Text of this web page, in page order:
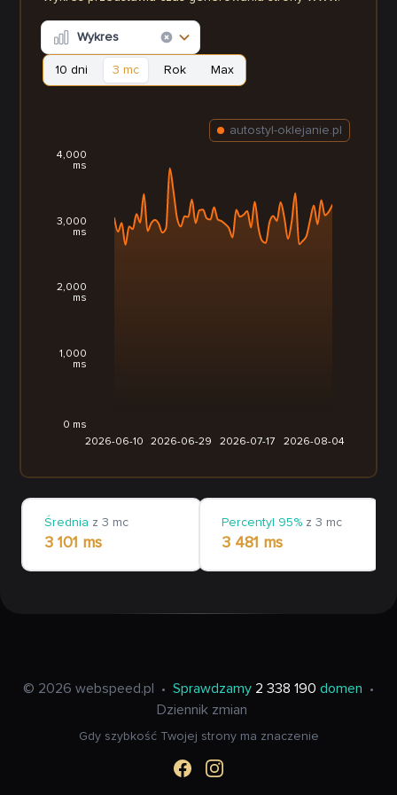
Wykres
10 dni 3 mc Rok Max
2026-06-10 2026-06-29 2026-07-17 2026-08-04
0 ms
1,000
ms
2,000
ms
3,000
ms
4,000
ms
autostyl-oklejanie.pl
Średnia z 3 mc
3 101 ms
Percentyl 95% z 3 mc
3 481 ms
© 2026 webspeed.pl • Sprawdzamy 2 338 190 domen
•
Dziennik zmian
Gdy szybkość Twojej strony ma znaczenie